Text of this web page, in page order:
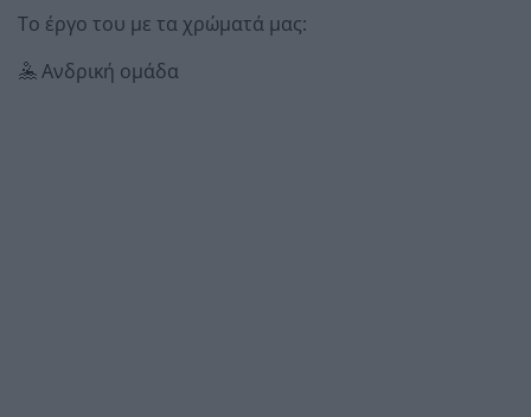
Το έργο του με τα χρώματά μας:
🤽 Ανδρική ομάδα